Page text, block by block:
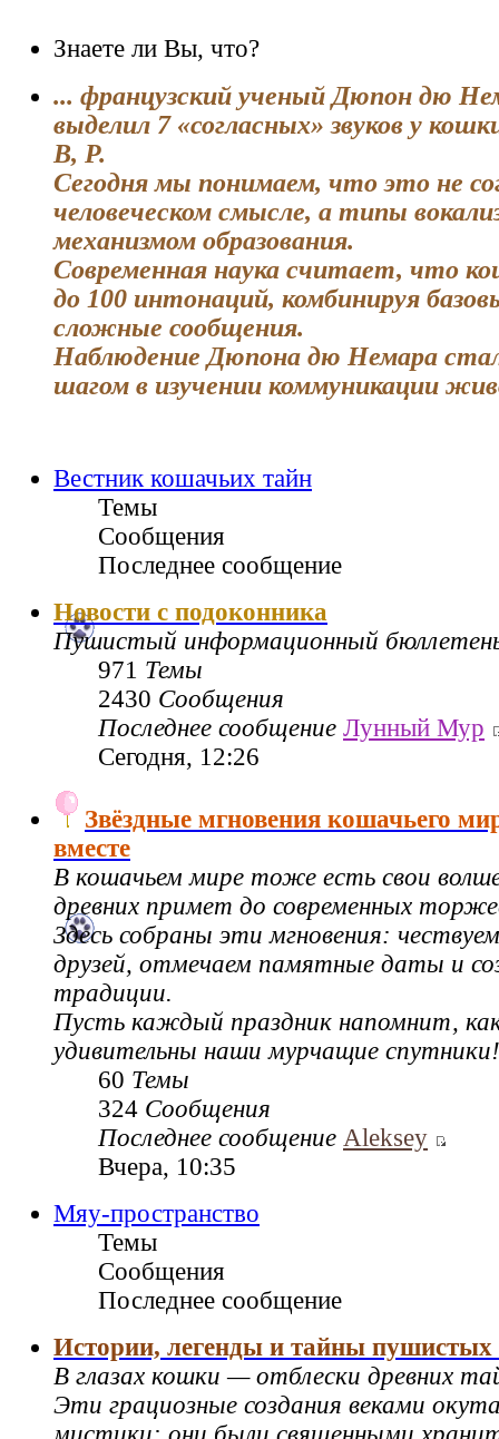
Знаете ли Вы, что?
... французский ученый Дюпон дю
выделил 7 «согласных» звуков у
В, Р.
Сегодня мы понимаем, что это не
человеческом смысле, а типы
механизмом образования.
Современная наука считает, что
до 100 интонаций, комбинируя
сложные сообщения.
Наблюдение Дюпона дю Немара
шагом в изучении коммуникации
Вестник кошачьих тайн
Темы
Сообщения
Последнее сообщение
Новости с подоконника
Пушистый информационный
971 Темы
2430 Сообщения
Последнее сообщение Лунный Мур
Сегодня, 12:26
Звёздные мгновения кошачьего
вместе
В кошачьем мире тоже есть свои
древних примет до современных
Здесь собраны эти мгновения:
друзей, отмечаем памятные даты и
традиции.
Пусть каждый праздник напомнит,
удивительны наши мурчащие спутники!
60 Темы
324 Сообщения
Последнее сообщение Aleksey
Вчера, 10:35
Мяу-пространство
Темы
Сообщения
Последнее сообщение
Истории, легенды и тайны пушистых
В глазах кошки — отблески древних
Эти грациозные создания веками